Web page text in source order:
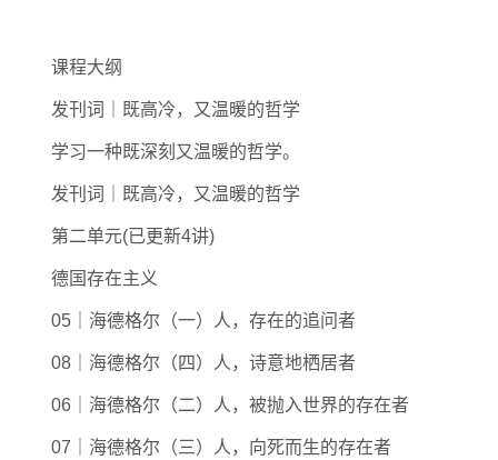
课程大纲
发刊词｜既高冷，又温暖的哲学
学习一种既深刻又温暖的哲学。
发刊词｜既高冷，又温暖的哲学
第二单元(已更新4讲)
德国存在主义
05｜海德格尔（一）人，存在的追问者
08｜海德格尔（四）人，诗意地栖居者
06｜海德格尔（二）人，被抛入世界的存在者
07｜海德格尔（三）人，向死而生的存在者